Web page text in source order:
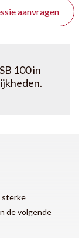
aanvragen
100 in
sterke
de volgende